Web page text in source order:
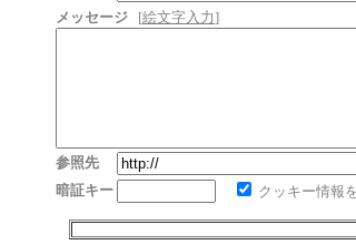
メッセージ
[絵文字入力]
参照先
暗証キー
クッキー情報